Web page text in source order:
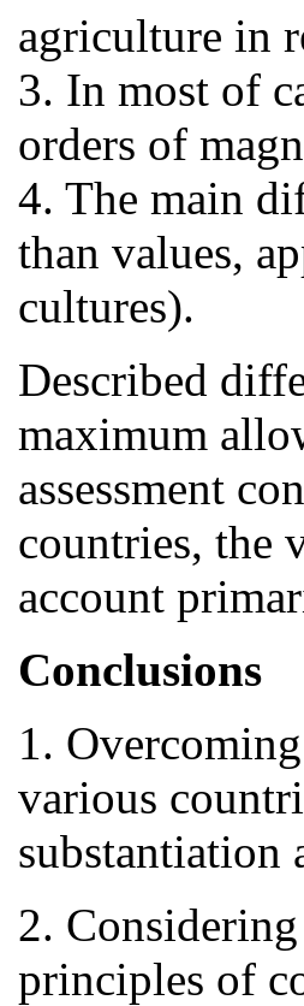
agriculture in
3. In most of
orders of
4. The main
than values,
cultures).
Described
maximum
assessment
countries, the
account
Conclusions
1.
various
substantiation
2.
principles of